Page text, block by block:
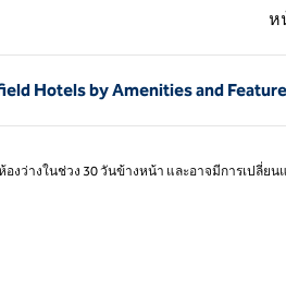
หน้าก่
ห
Hotels by Amenities and
งว่างในช่วง 30 วันข้างหน้า และอาจมีการเปลี่